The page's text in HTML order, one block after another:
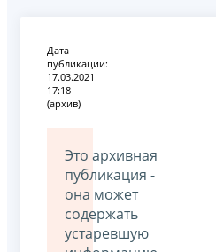
Дата
публикации:
17.03.2021
17:18
(архив)
Это архивная
публикация -
она может
содержать
устаревшую